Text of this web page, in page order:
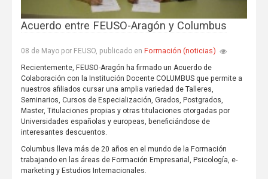
Acuerdo entre FEUSO-Aragón y Columbus
08 de Mayo por FEUSO, publicado en Formación (noticias)
Recientemente, FEUSO-Aragón ha firmado un Acuerdo de
Colaboración con la Institución Docente COLUMBUS que permite a
nuestros afiliados cursar una amplia variedad de Talleres,
Seminarios, Cursos de Especialización, Grados, Postgrados,
Master, Titulaciones propias y otras titulaciones otorgadas por
Universidades españolas y europeas, beneficiándose de
interesantes descuentos.
Columbus lleva más de 20 años en el mundo de la Formación
trabajando en las áreas de Formación Empresarial, Psicología, e-
marketing y Estudios Internacionales.